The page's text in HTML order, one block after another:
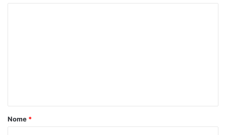
rNome *